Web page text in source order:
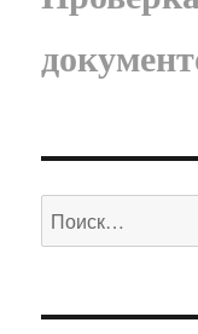
Искать: